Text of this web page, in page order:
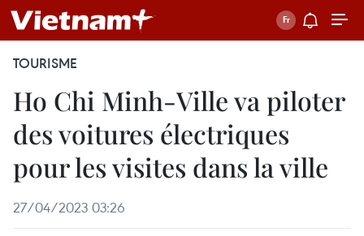
TOURISME
Ho Chi Minh-Ville va piloter
des voitures électriques
pour les visites dans la ville
27/04/2023 03:26